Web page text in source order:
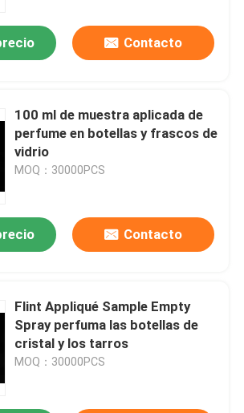
Contacto
100 ml de muestra aplicada de
perfume en botellas y frascos de
vidrio
MOQ：30000PCS
Contacto
Flint Appliqué Sample Empty
Spray perfuma las botellas de
cristal y los tarros
MOQ：30000PCS